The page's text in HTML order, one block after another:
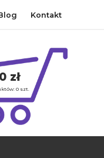
Kontakt
zł
0szt.